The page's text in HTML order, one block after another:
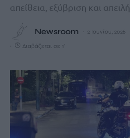
απείθεια, εξύβριση και απειλή
Newsroom 2 Ιουνίου, 2026
Διαβάζεται σε 1'